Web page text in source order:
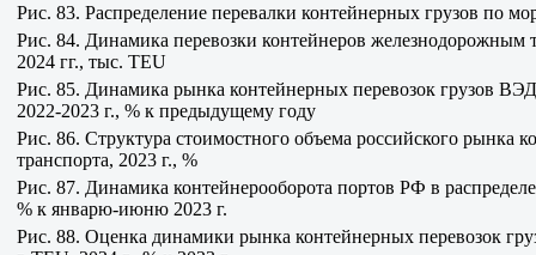
Рис. 83. Распределение перевалки контейнерных грузов по
Рис. 84. Динамика перевозки контейнеров
2024 гг., тыс. TEU
Рис. 85. Динамика рынка контейнерных перевозок грузов
2022-2023 г., % к предыдущему году
Рис. 86. Структура стоимостного объема российского рынка
транспорта, 2023 г., %
Рис. 87. Динамика контейнерооборота портов РФ в
% к январю-июню 2023 г.
Рис. 88. Оценка динамики рынка контейнерных перевозок